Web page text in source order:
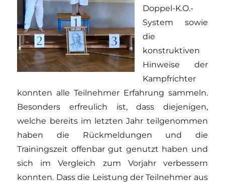
Doppel-K.O.-
System sowie
die
konstruktiven
Hinweise der
Kampfrichter
konnten alle Teilnehmer Erfahrung sammeln.
Besonders erfreulich ist, dass diejenigen,
welche bereits im letzten Jahr teilgenommen
haben die Rückmeldungen und die
Trainingszeit offenbar gut genutzt haben und
sich im Vergleich zum Vorjahr verbessern
konnten. Dass die Leistung der Teilnehmer aus